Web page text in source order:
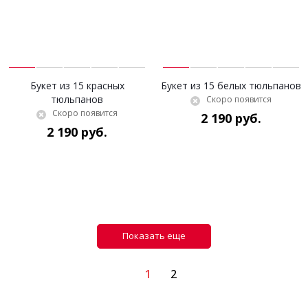
Букет из 15 красных
тюльпанов
Скоро появится
2 190 руб.
Букет из 15 белых тюльпанов
Скоро появится
2 190 руб.
Показать еще
1 2